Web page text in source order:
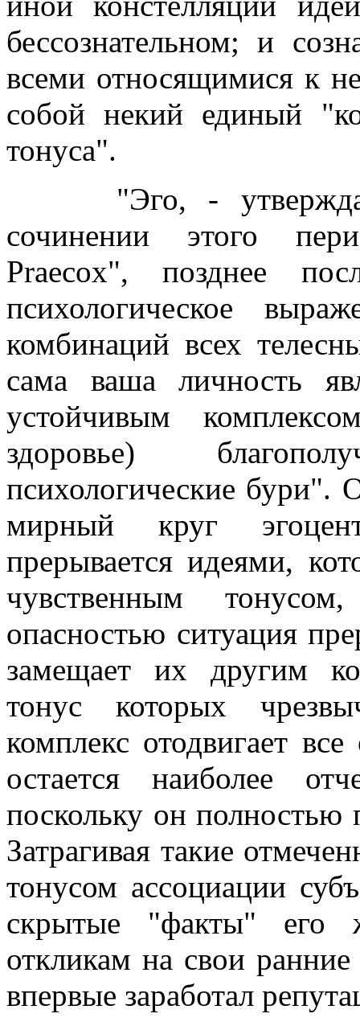
бессознательном; и
всеми относящимися к
собой некий единый
тонуса".
"Эго, -
сочинении этого
Praecox", позднее
психологическое
комбинаций всех
сама ваша личность
устойчивым
здоровье)
психологические бури".
мирный круг
прерывается идеями,
чувственным
опасностью ситуация
замещает их другим
тонус которых
комплекс отодвигает
остается наиболее
поскольку он полностью
Затрагивая такие
тонусом ассоциации
скрытые "факты" его
откликам на свои
впервые заработал